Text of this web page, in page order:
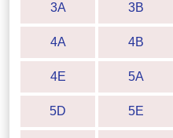
3A 3B
4A 4B
4E 5A
5D 5E